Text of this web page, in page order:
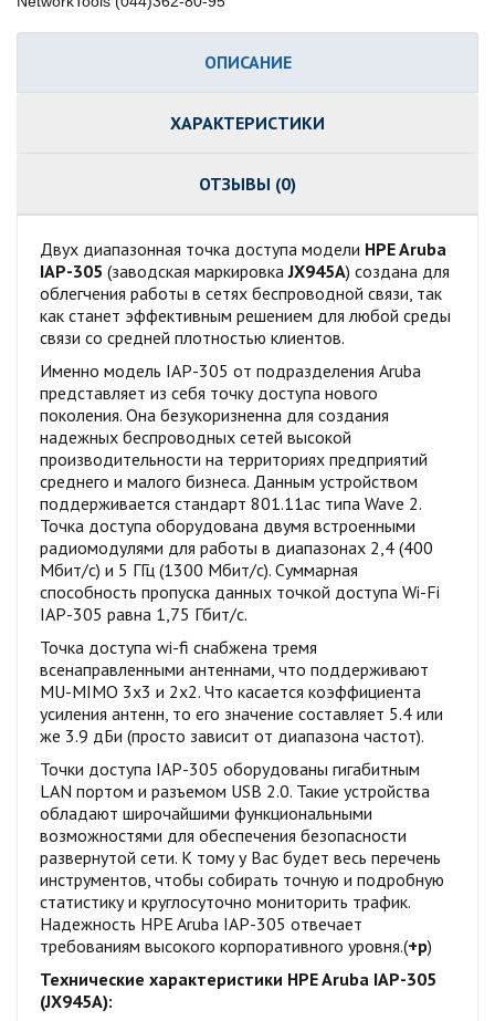
ОПИСАНИЕ
ХАРАКТЕРИСТИКИ
ОТЗЫВЫ (0)
Двух диапазонная точка доступа модели HPE Aruba
IAP-305 (заводская маркировкаJX945A) создана для
облегчения работы в сетях беспроводной связи, так
как станет эффективным решением для любой среды
связи со средней плотностью клиентов.
Именно модель IAP-305 от подразделения Aruba
представляет из себя точку доступа нового
поколения. Она безукоризненна для создания
надежных беспроводных сетей высокой
производительности на территориях предприятий
среднего и малого бизнеса. Данным устройством
поддерживается стандарт 801.11ас типа Wave 2.
Точка доступа оборудована двумя встроенными
радиомодулями для работы в диапазонах 2,4 (400
Мбит/с) и 5 ГГц (1300 Мбит/с). Суммарная
способность пропуска данных точкой доступа Wi-Fi
IAP-305 равна 1,75 Гбит/с.
Точка доступа wi-fi снабжена тремя
всенаправленными антеннами, что поддерживают
MU-MIMO 3х3 и 2х2. Что касается коэффициента
усиления антенн, то его значение составляет 5.4 или
же 3.9 дБи (просто зависит от диапазона частот).
Точки доступа IAP-305 оборудованы гигабитным
LAN портом и разъемом USB 2.0. Такие устройства
обладают широчайшими функциональными
возможностями для обеспечения безопасности
развернутой сети. К тому у Вас будет весь перечень
инструментов, чтобы собирать точную и подробную
статистику и круглосуточно мониторить трафик.
Надежность HPE Aruba IAP-305 отвечает
требованиям высокого корпоративного уровня.(+р)
Технические характеристики HPE Aruba IAP-305
(JX945A):